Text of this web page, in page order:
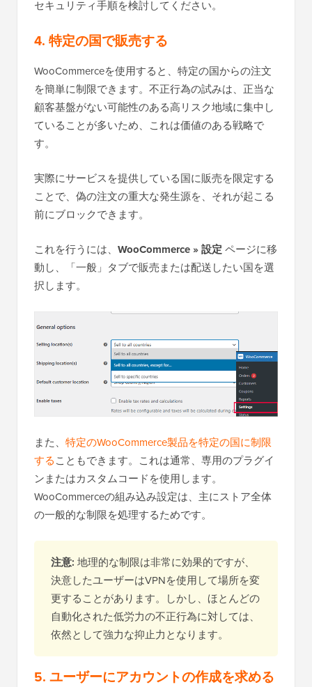
セキュリティ手順を検討してください。
4. 特定の国で販売する
WooCommerceを使用すると、特定の国からの注文
を簡単に制限できます。不正行為の試みは、正当な
顧客基盤がない可能性のある高リスク地域に集中し
ていることが多いため、これは価値のある戦略で
す。
実際にサービスを提供している国に販売を限定する
ことで、偽の注文の重大な発生源を、それが起こる
前にブロックできます。
これを行うには、 WooCommerce » 設定ページに移
動し、「一般」タブで販売または配送したい国を選
択します。
また、 特定のWooCommerce製品を特定の国に制限
することもできます。これは通常、専用のプラグイ
ンまたはカスタムコードを使用します。
WooCommerceの組み込み設定は、主にストア全体
の一般的な制限を処理するためです。
注意: 地理的な制限は非常に効果的ですが、
決意したユーザーはVPNを使用して場所を変
更することがあります。しかし、ほとんどの
自動化された低労力の不正行為に対しては、
依然として強力な抑止力となります。
5. ユーザーにアカウントの作成を求める